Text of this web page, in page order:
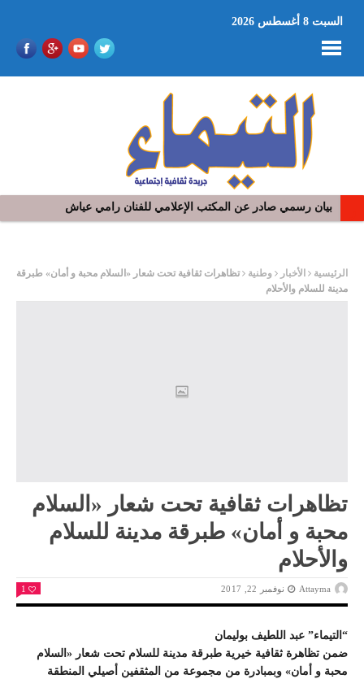
السبت 8 أغسطس 2026
بيان رسمي صادر عن المكتب الإعلامي للفنان رامي عياش
في افتتاح مهرجان بومخلوف الدولي: رؤوف ماهر يتالق و يشد الجمهور
الرئيسية الأخبار وطنية
تظاهرات ثقافية تحت شعار «السلام محبة و أمان» طبرقة
مدينة للسلام والأحلام
تظاهرات ثقافية تحت شعار «السلام
محبة و أمان» طبرقة مدينة للسلام
والأحلام
Attayma نوفمبر 22, 2017 1
“التيماء” عبد اللطيف بوليمان
ضمن تظاهرة ثقافية خيرية طبرقة مدينة للسلام تحت شعار «السلام
محبة و أمان» وبمبادرة من مجموعة من المثقفين أصيلي المنطقة